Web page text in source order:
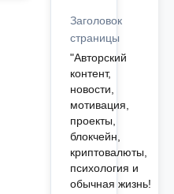
Заголовок
страницы
"Авторский
контент,
новости,
мотивация,
проекты,
блокчейн,
криптовалюты,
психология и
обычная жизнь!